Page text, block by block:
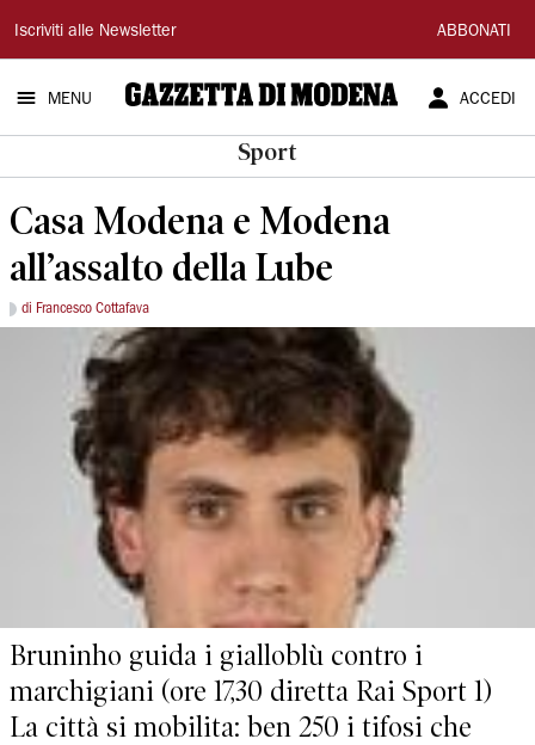
Gazzetta
di
Modena
Iscriviti alle Newsletter ABBONATI
MENU ACCEDI
Sport
Casa Modena e Modena
all’assalto della Lube
di Francesco Cottafava
Bruninho guida i gialloblù contro i
marchigiani (ore 17,30 diretta Rai Sport 1)
La città si mobilita: ben 250 i tifosi che